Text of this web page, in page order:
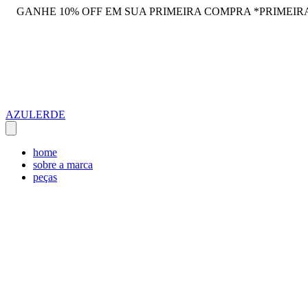
GANHE 10% OFF EM SUA PRIMEIRA COMPRA
AZULERDE
home
sobre a marca
peças